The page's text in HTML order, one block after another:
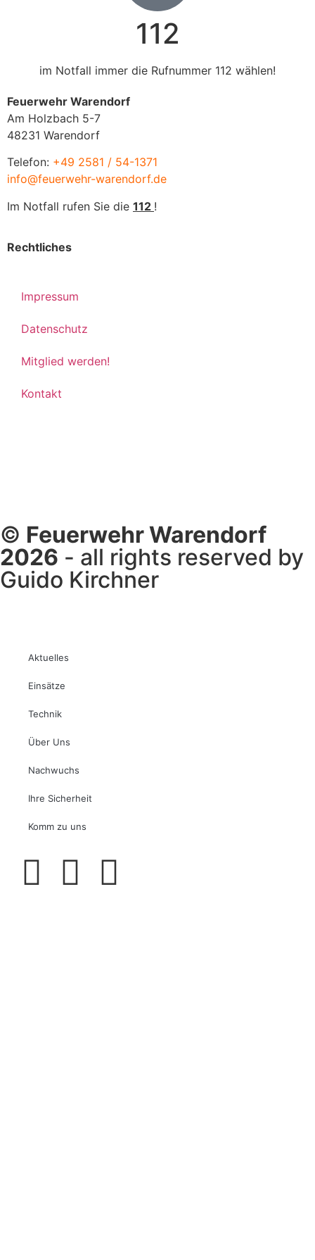
112
im Notfall immer die Rufnummer 112 wählen!
Feuerwehr Warendorf
Am Holzbach 5-7
48231 Warendorf
Telefon: +49 2581 / 54-1371
info@feuerwehr-warendorf.de
Im Notfall rufen Sie die 112 !
Rechtliches
Impressum
Datenschutz
Mitglied werden!
Kontakt
© Feuerwehr Warendorf
2026 - all rights reserved by
Guido Kirchner
Aktuelles
Einsätze
Technik
Über Uns
Nachwuchs
Ihre Sicherheit
Komm zu uns